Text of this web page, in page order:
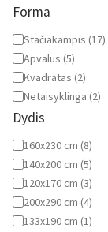
Forma
Forma
Stačiakampis (17)
Apvalus (5)
Kvadratas (2)
Netaisyklinga (2)
Dydis
Dydis
160x230 cm (8)
140x200 cm (5)
120x170 cm (3)
200x290 cm (4)
133x190 cm (1)